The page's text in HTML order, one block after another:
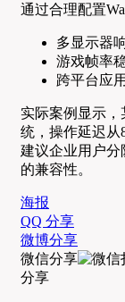
通过合理配置
多显示器
游戏帧率
跨平台应
实际案例显示，
统，操作延迟从
建议企业用户
的兼容性。
海报
QQ 分享
微博分享
微信分享
分享